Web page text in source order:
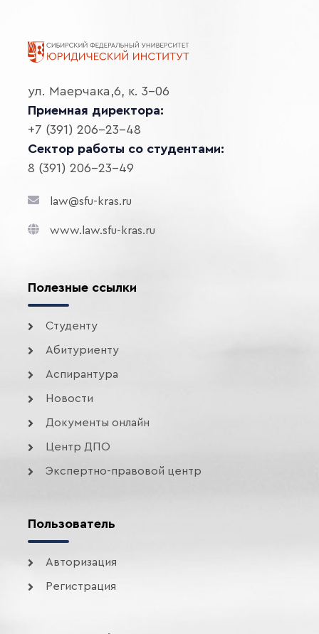
ул. Маерчака,6, к. 3-06
Приемная директора:
+7 (391) 206-23-48
Сектор работы со студентами:
8 (391) 206-23-49
law@sfu-kras.ru
www.law.sfu-kras.ru
Полезные ссылки
Студенту
Абитуриенту
Аспирантура
Новости
Документы онлайн
Центр ДПО
Экспертно-правовой центр
Пользователь
Авторизация
Регистрация